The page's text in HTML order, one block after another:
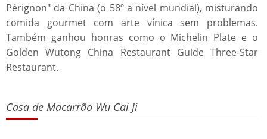
Pérignon" da China (o 58º a nível mundial), misturando
comida gourmet com arte vínica sem problemas.
Também ganhou honras como o Michelin Plate e o
Golden Wutong China Restaurant Guide Three-Star
Restaurant.
Casa de Macarrão Wu Cai Ji